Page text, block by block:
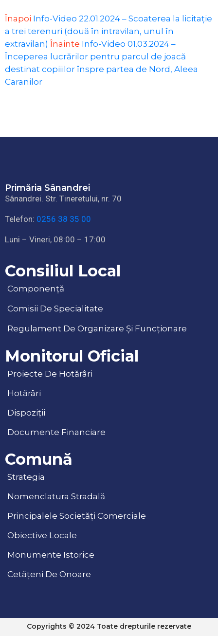
Înapoi Info-Video 22.01.2024 – Scoaterea la licitație
a trei terenuri (două în intravilan, unul în
extravilan) Înainte Info-Video 01.03.2024 –
Începerea lucrărilor pentru parcul de joacă
destinat copiiilor înspre partea de Nord, Aleea
Caranilor
Primăria Sânandrei
Sânandrei. Str. Tineretului, nr. 70
Telefon: 0256 38 35 00
Luni – Vineri, 08:00 – 17:00
Consiliul Local
Componență
Comisii De Specialitate
Regulament De Organizare Și Funcționare
Monitorul Oficial
Proiecte De Hotărâri
Hotărâri
Dispoziții
Documente Financiare
Comună
Strategia
Nomenclatura Stradală
Principalele Societăți Comerciale
Obiective Locale
Monumente Istorice
Cetățeni De Onoare
Copyrights © 2024 Toate drepturile rezervate